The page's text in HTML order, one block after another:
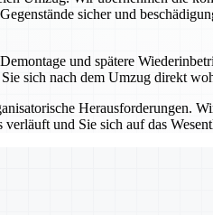
sicher und
und spätere
sich nach dem Umzug direkt
Herausforderungen.
und Sie sich auf das